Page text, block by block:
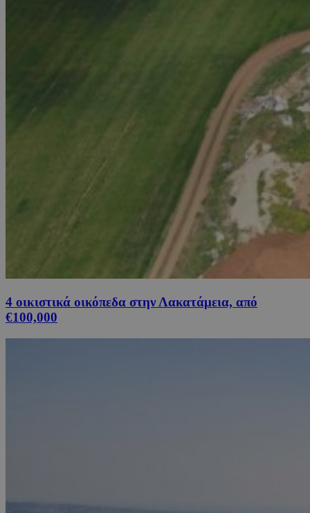
4 οικιστικά οικόπεδα στην Λακατάμεια, από
€100,000